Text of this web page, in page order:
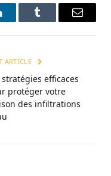
Tumblr Email
ARTICLE
stratégies efficaces
protéger votre
des infiltrations